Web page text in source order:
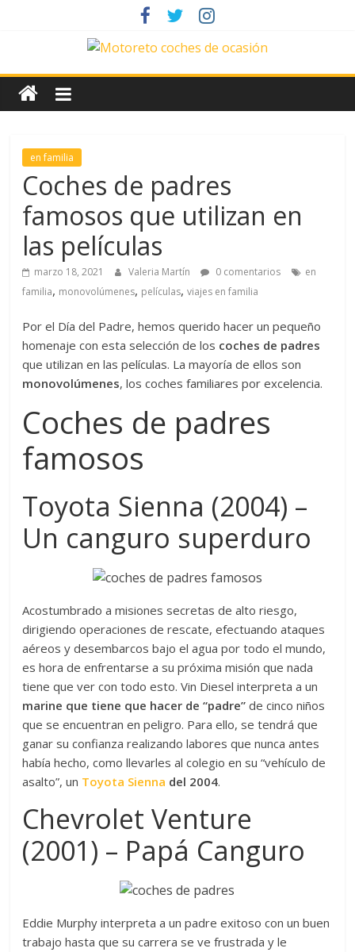
News
Motoreto
Noticias
coches
de
ocasión
en familia
Coches de padres
famosos que utilizan en
las películas
marzo 18, 2021 Valeria Martín 0 comentarios
en
familia, monovolúmenes, películas,viajes en familia
Por el Día del Padre, hemos querido hacer un pequeño
homenaje con esta selección de los coches de padres
que utilizan en las películas. La mayoría de ellos son
monovolúmenes, los coches familiares por excelencia.
Coches de padres
famosos
Toyota Sienna (2004) –
Un canguro superduro
Acostumbrado a misiones secretas de alto riesgo,
dirigiendo operaciones de rescate, efectuando ataques
aéreos y desembarcos bajo el agua por todo el mundo,
es hora de enfrentarse a su próxima misión que nada
tiene que ver con todo esto. Vin Diesel interpreta a un
marine que tiene que hacer de “padre” de cinco niños
que se encuentran en peligro. Para ello, se tendrá que
ganar su confianza realizando labores que nunca antes
había hecho, como llevarles al colegio en su “vehículo de
asalto”, un Toyota Sienna del 2004.
Chevrolet Venture
(2001) – Papá Canguro
Eddie Murphy interpreta a un padre exitoso con un buen
trabajo hasta que su carrera se ve frustrada y le